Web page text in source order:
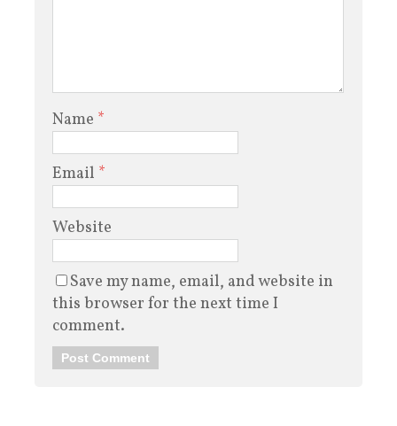
Name *
Email *
Website
Save my name, email, and website in
this browser for the next time I
comment.